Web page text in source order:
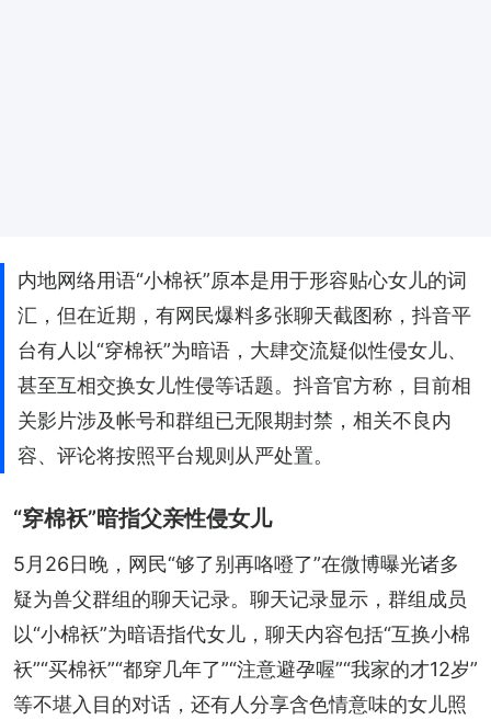
内地网络用语“小棉袄”原本是用于形容贴心女儿的词
汇，但在近期，有网民爆料多张聊天截图称，抖音平
台有人以“穿棉袄”为暗语，大肆交流疑似性侵女儿、
甚至互相交换女儿性侵等话题。抖音官方称，目前相
关影片涉及帐号和群组已无限期封禁，相关不良内
容、评论将按照平台规则从严处置。
“穿棉袄”暗指父亲性侵女儿
5月26日晚，网民“够了别再咯噔了”在微博曝光诸多
疑为兽父群组的聊天记录。聊天记录显示，群组成员
以“小棉袄”为暗语指代女儿，聊天内容包括“互换小棉
袄”“买棉袄”“都穿几年了”“注意避孕喔”“我家的才12岁”
等不堪入目的对话，还有人分享含色情意味的女儿照